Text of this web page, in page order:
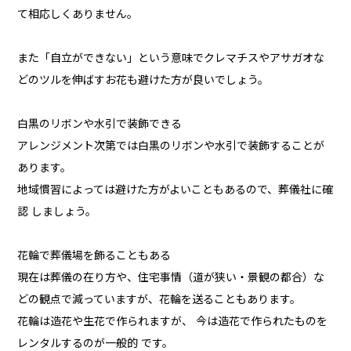
て相応しくありません。
また「自立ができない」という意味でクレマチスやアサガオな
どのツルを伸ばすお花も避けた方が良いでしょう。
白黒のリボンや水引で装飾できる
アレンジメント次第では白黒のリボンや水引で装飾することが
あります。
地域慣習によっては避けた方がよいこともあるので、葬儀社に確
認 しましょう。
花輪で葬儀場を飾ることもある
現在は葬儀の在り方や、住宅事情（道が狭い・景観の都合）な
どの観点で減っていますが、花輪を送ることもあります。
花輪は造花や生花で作られますが、 今は造花で作られたものを
レンタルするのが一般的 です。